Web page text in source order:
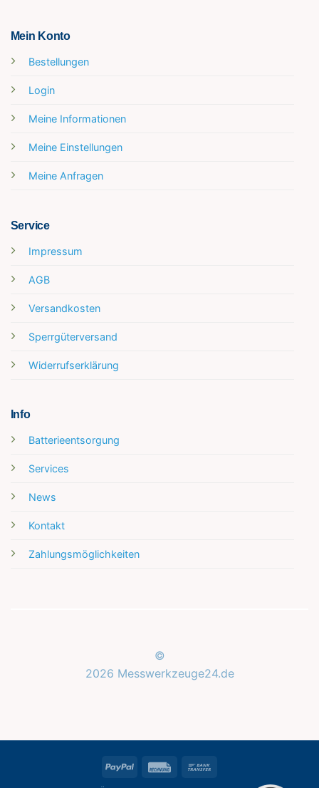
Mein Konto
Bestellungen
Login
Meine Informationen
Meine Einstellungen
Meine Anfragen
Service
Impressum
AGB
Versandkosten
Sperrgüterversand
Widerrufserklärung
Info
Batterieentsorgung
Services
News
Kontakt
Zahlungsmöglichkeiten
©
2026 Messwerkzeuge24.de
PayPal Rechung